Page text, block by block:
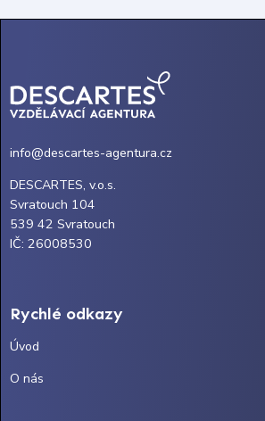
info@descartes-agentura.cz
DESCARTES, v.o.s.
Svratouch 104
539 42 Svratouch
IČ: 26008530
Rychlé odkazy
Úvod
O nás